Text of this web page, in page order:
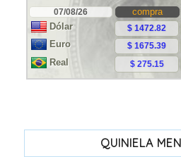
QUINIELA